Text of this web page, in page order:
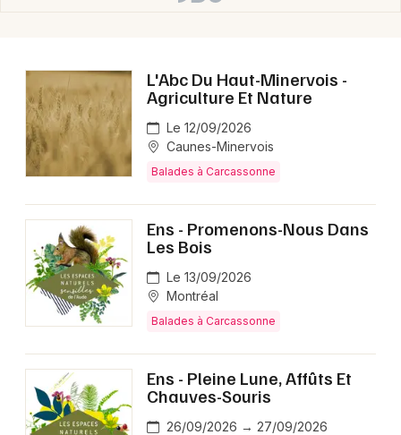
L'Abc Du Haut-Minervois -
Agriculture Et Nature
Le 12/09/2026
Caunes-Minervois
Balades à Carcassonne
Ens - Promenons-Nous Dans
Les Bois
Le 13/09/2026
Montréal
Balades à Carcassonne
Ens - Pleine Lune, Affûts Et
Chauves-Souris
26/09/2026 → 27/09/2026